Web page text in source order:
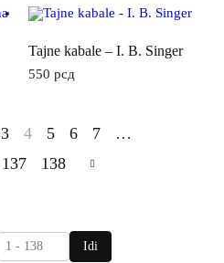
Tajne kabale – I. B. Singer
550 рсд
3 4 5 6 7
…
137 138
Idi